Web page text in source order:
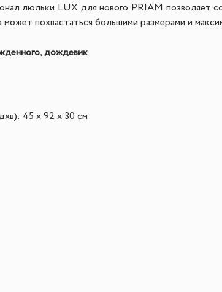
люльки LUX для нового PRIAM позволяет
похвастаться большими размерами и
дождевик
45 х 92 х 30 см